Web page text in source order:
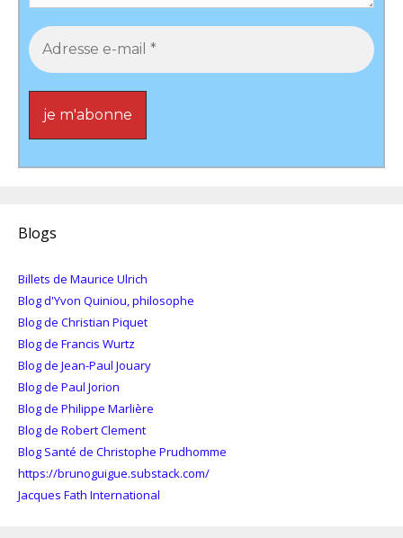
Blogs
Billets de Maurice Ulrich
Blog d'Yvon Quiniou, philosophe
Blog de Christian Piquet
Blog de Francis Wurtz
Blog de Jean-Paul Jouary
Blog de Paul Jorion
Blog de Philippe Marlière
Blog de Robert Clement
Blog Santé de Christophe Prudhomme
https://brunoguigue.substack.com/
Jacques Fath International